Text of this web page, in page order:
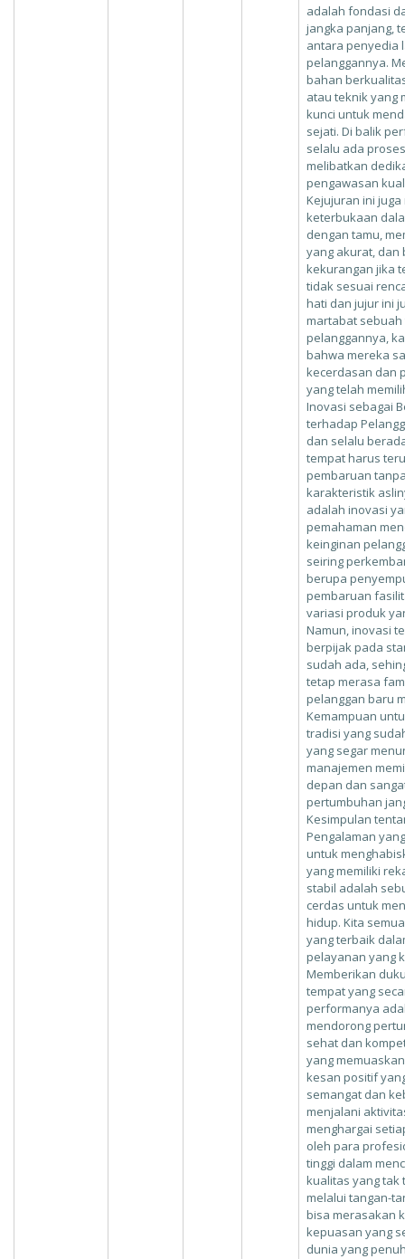
adalah fondasi
jangka panjang,
antara penyedia
pelanggannya.
bahan
atau teknik yang
kunci untuk
sejati. Di balik
selalu ada
melibatkan
pengawasan
Kejujuran ini
keterbukaan
dengan tamu,
yang akurat, dan
kekurangan jika
tidak sesuai
hati dan jujur ini
martabat
pelanggannya,
bahwa mereka
kecerdasan dan
yang telah
Inovasi sebagai
terhadap
dan selalu
tempat harus
pembaruan
karakteristik
adalah inovasi
pemahaman
keinginan
seiring
berupa
pembaruan
variasi produk
Namun, inovasi
berpijak pada
sudah ada,
tetap merasa
pelanggan baru
Kemampuan
tradisi yang
yang segar
manajemen
depan dan
pertumbuhan
Kesimpulan
Pengalaman
untuk
yang memiliki
stabil adalah
cerdas untuk
hidup. Kita
yang terbaik
pelayanan yang
Memberikan
tempat yang
performanya
mendorong
sehat dan
yang
kesan positif
semangat dan
menjalani
menghargai
oleh para
tinggi dalam
kualitas yang tak
melalui tangan-
bisa merasakan
kepuasan yang
dunia yang